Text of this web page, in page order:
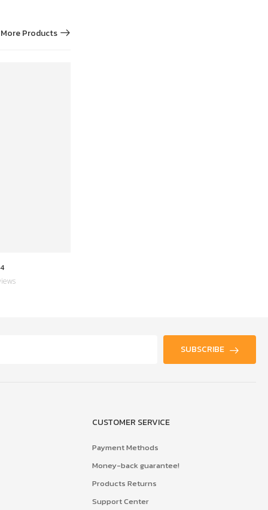
More Products
SUBSCRIBE
CUSTOMER SERVICE
Payment Methods
Money-back guarantee!
Products Returns
Support Center